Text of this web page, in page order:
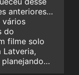
anteriores…
vários
do
filme solo
Latveria,
planejando…